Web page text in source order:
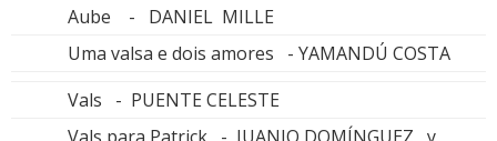
Aube - DANIEL MILLE
Uma valsa e dois amores - YAMANDÚ COSTA
Vals - PUENTE CELESTE